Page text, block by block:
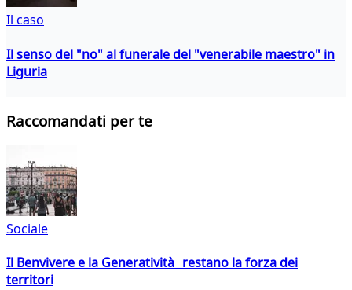
Il caso
Il senso del "no" al funerale del "venerabile maestro" in
Liguria
Raccomandati per te
Sociale
Il Benvivere e la Generatività restano la forza dei
territori